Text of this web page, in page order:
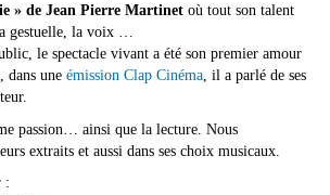
» de Jean Pierre Martinet où tout son talent
gestuelle, la voix …
le spectacle vivant a été son premier amour
dans une émission Clap Cinéma, il a parlé de ses
passion… ainsi que la lecture. Nous
extraits et aussi dans ses choix musicaux.
: